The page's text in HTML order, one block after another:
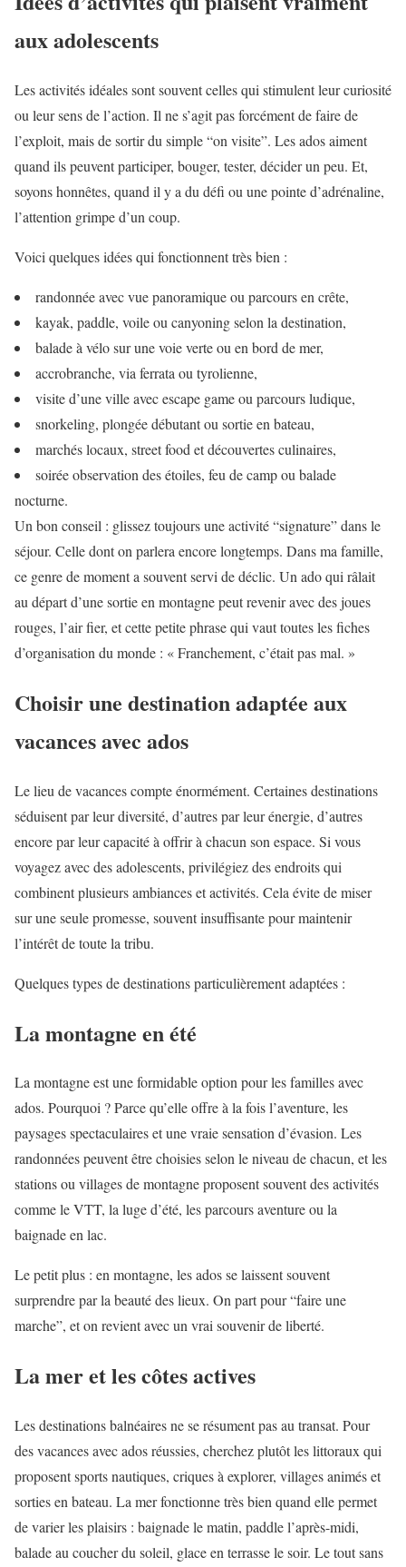
aux adolescents
Les activités idéales sont souvent celles qui stimulent leur curiosité
ou leur sens de l’action. Il ne s’agit pas forcément de faire de
l’exploit, mais de sortir du simple “on visite”. Les ados aiment
quand ils peuvent participer, bouger, tester, décider un peu. Et,
soyons honnêtes, quand il y a du défi ou une pointe d’adrénaline,
l’attention grimpe d’un coup.
Voici quelques idées qui fonctionnent très bien :
randonnée avec vue panoramique ou parcours en crête,
kayak, paddle, voile ou canyoning selon la destination,
balade à vélo sur une voie verte ou en bord de mer,
accrobranche, via ferrata ou tyrolienne,
visite d’une ville avec escape game ou parcours ludique,
snorkeling, plongée débutant ou sortie en bateau,
marchés locaux, street food et découvertes culinaires,
soirée observation des étoiles, feu de camp ou balade
nocturne.
Un bon conseil : glissez toujours une activité “signature” dans le
séjour. Celle dont on parlera encore longtemps. Dans ma famille,
ce genre de moment a souvent servi de déclic. Un ado qui râlait
au départ d’une sortie en montagne peut revenir avec des joues
rouges, l’air fier, et cette petite phrase qui vaut toutes les fiches
d’organisation du monde : « Franchement, c’était pas mal. »
Choisir une destination adaptée aux
vacances avec ados
Le lieu de vacances compte énormément. Certaines destinations
séduisent par leur diversité, d’autres par leur énergie, d’autres
encore par leur capacité à offrir à chacun son espace. Si vous
voyagez avec des adolescents, privilégiez des endroits qui
combinent plusieurs ambiances et activités. Cela évite de miser
sur une seule promesse, souvent insuffisante pour maintenir
l’intérêt de toute la tribu.
Quelques types de destinations particulièrement adaptées :
La montagne en été
La montagne est une formidable option pour les familles avec
ados. Pourquoi ? Parce qu’elle offre à la fois l’aventure, les
paysages spectaculaires et une vraie sensation d’évasion. Les
randonnées peuvent être choisies selon le niveau de chacun, et les
stations ou villages de montagne proposent souvent des activités
comme le VTT, la luge d’été, les parcours aventure ou la
baignade en lac.
Le petit plus : en montagne, les ados se laissent souvent
surprendre par la beauté des lieux. On part pour “faire une
marche”, et on revient avec un vrai souvenir de liberté.
La mer et les côtes actives
Les destinations balnéaires ne se résument pas au transat. Pour
des vacances avec ados réussies, cherchez plutôt les littoraux qui
proposent sports nautiques, criques à explorer, villages animés et
sorties en bateau. La mer fonctionne très bien quand elle permet
de varier les plaisirs : baignade le matin, paddle l’après-midi,
balade au coucher du soleil, glace en terrasse le soir. Le tout sans